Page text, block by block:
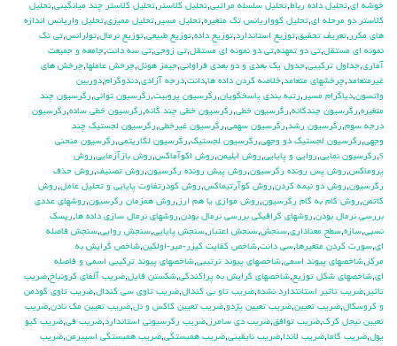
خوشه اي,تحليل داده رباط,تحليل سلسله مراتبي,تحليل كلاستر ,تحليل كلاستر چند ميانگيني,تحليل
كلاستر دو مرحله اي,تحليل كوواريانس تك متغيره,تحليل مسير ,تحليل مميزي,تحليل واريانس اندازه
هاي مكرر ,تعريف تحقيق,توزيع استاندارد,توزيع داده,توزيع طبيعي,توزيع نرمال,تولرانس,تي تک
نمونه اي مستقل,تي دو تمهنه,تي دو نمونه اي مستقل,تي زوجي,تي سه دانت,جامعه و جميعت
آماري,جداول تركيبي,جدول يك بعدي و دو بعدي فراواني,جيمز هوئل,چرخش عاملها,چرخش هاي
غيرمتعامد,چرخشهاي متعامد,خلاصه كردن داده ها,دانت,درجه آزادي,دندوگرام,دوربين
واتسون,دياگرام مسير ,رتبه بندي پاسخگويان,رگرسيون پروبيت,رگرسيون تواني,رگرسيون چند
متغيره,رگرسيون چندگانه,رگرسيون خطي,رگرسيون خطي چند گانه,رگرسيون خطي ساده,رگرسيون
درجه سوم,رگرسيون رشد,رگرسيون سهمي,رگرسيون غيرخطي,رگرسيون لجستيك چند
وجهي,رگرسيون لجستيك دو وجهي,رگرسيون لجستيک,رگرسيون لگاريتمي,رگرسيون منحني
s
,رگرسيون نمايي,روايي و پايايي,روش ابليمن,روش اكوآماكس,روش بازآزمايي,روش
پروماكس,روش پس رونده رگرسيون,روش پيش رونده رگرسيون,روش تصنيف,روش حذف
رگرسيون,روش دو نيمه كردن,روش كوآرتيماكس,روش كودرتفاوت پايايي و تحليل عامل,روش
گاتمن,روش گام به گام رگرسيون,روش موازي يا هم ارز ,روش همزمان رگرسيون,روشهاي عددي
بررسي نرمال بودن,روشهاي گرافيكي بررسي نرمال بودن,روشهاي نرمال سازي داده ها,ريسك
نسبي,سازه,سطح معناداري,سنجش,سنجش اعتبار ,سنجش پايايي,سنجش روايي,سنجش فاصله
اي,سورت كردن متغيرها,سي دانت,شاخص كفايت كيزر-مير-اولكين,شاخص گرايش به
مركز ,شاخصهاي پيوند اسمي,شاخصهاي پيوند ترتيبي,شاخصهاي پيوند تركيبي اسمي و فاصله
اي,شاخصهاي شكل توزيع,شاخصهاي گرايش به پراكندگي,شكستن فايل,ضريب آلفاي کرونباخ,ضريب
تاثير ,ضريب تاثير استانتدارد نشده,ضريب تاو بي كندال,ضريب تاوي سي كندال,ضريب تاوي گودمن
و كروسكال,ضريب تعيين,ضريب تعيين پژدو,ضريب تعيين كاكس و نل,ضريب تعيين مك نادن,ضريب
تعيين نيجل كرك,ضريب توافق,ضريب دي سامرز ,ضريب رگرسيوني استاندارد,ضريب في,ضريب كيو
يول,ضريب گاما,ضريب لاندا,ضريب نايقيني,ضريب همبستگي,ضريب همبستگي اسپيرمن,ضريب